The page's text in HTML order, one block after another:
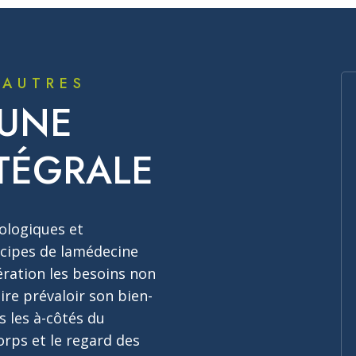
et
de lamédecine
les besoins non
prévaloir son bien-
les à-côtés du
et le regard des